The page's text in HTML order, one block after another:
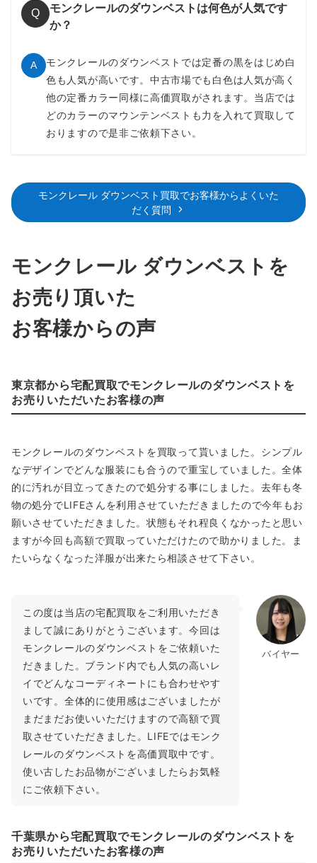
Q
モンクレールのダウンベストは何色が人気です
か？
A
モンクレールのダウンベストでは定番の黒をはじめ白
色も人気が高いです。中古市場でも白色は人気が高く
他の定番カラー同様に高価買取がされます。当店では
どのカラーのマウンテンベストも力を入れて買取して
おりますので是非ご依頼下さい。
モンクレール ダウンベスト買取でお客様からよくいた
だく質問
モンクレール ダウンベストを
お売り頂いた
お客様からの声
東京都から宅配買取でモンクレールのダウンベストを
お売りいただいたお客様の声
モンクレールのダウンベストを買取って貰いました。シンプル
なデザインでどんな服装にも合うので重宝していました。全体
的に汚れが目立ってきたので処分する事にしました。去年も冬
物の処分でLIFEさんを利用させていただきましたので今年もお
願いさせていただきました。状態もそれ程良くなかったと思い
ますが今回も高額で買取っていただけたので助かりました。ま
たいらなくなった洋服が出来たら相談させて下さい。
バイヤー
この度は当店の宅配買取をご利用いただき
まして誠にありがとうございます。今回は
モンクレールのダウンベストをご依頼いた
だきました。ブランド内でも人気の高いレ
イでどんなコーディネートにも合わせやす
いです。全体的に使用感はございましたが
まだまだお使いいただけますので高額で買
取させていただきました。LIFEではモンク
レールのダウンベストを高価買取中です。
使い古したお品物がございましたらお気軽
にご依頼下さい。
千葉県から宅配買取でモンクレールのダウンベストを
お売りいただいたお客様の声